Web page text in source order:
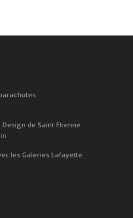
de Saint Etienne
les Galeries Lafayette